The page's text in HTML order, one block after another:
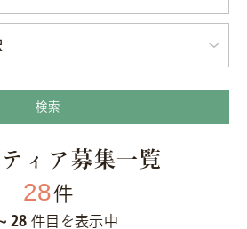
検索
ィア募集一覧
28件
28 件目を表示中